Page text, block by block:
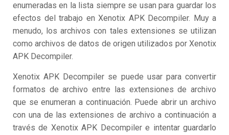
enumeradas en la lista siempre se usan para guardar los
efectos del trabajo en Xenotix APK Decompiler. Muy a
menudo, los archivos con tales extensiones se utilizan
como archivos de datos de origen utilizados por Xenotix
APK Decompiler.
Xenotix APK Decompiler se puede usar para convertir
formatos de archivo entre las extensiones de archivo
que se enumeran a continuación. Puede abrir un archivo
con una de las extensiones de archivo a continuación a
través de Xenotix APK Decompiler e intentar guardarlo